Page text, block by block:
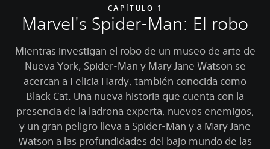
CAPÍTULO 1
Marvel's Spider-Man: El robo
Mientras investigan el robo de un museo de arte de
Nueva York, Spider-Man y Mary Jane Watson se
acercan a Felicia Hardy, también conocida como
Black Cat. Una nueva historia que cuenta con la
presencia de la ladrona experta, nuevos enemigos,
y un gran peligro lleva a Spider-Man y a Mary Jane
Watson a las profundidades del bajo mundo de las